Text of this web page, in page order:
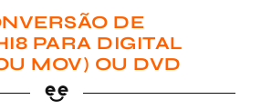
DE
PARA DIGITAL
MOV) OU DVD